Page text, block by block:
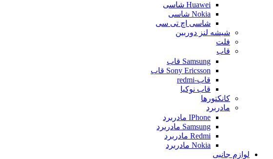
Huawei شاسی
Nokia شاسی
شاسی اچ تی سی
شیشه لنز دوربین
فلت
قاب
Samsung قاب
Sony Ericsson قاب
قاب-redmi
قاب نوکیا
کانکتورها
مادربرد
IPhone مادربرد
Samsung مادربرد
Redmi مادربرد
Nokia مادربرد
لوازم جانبی